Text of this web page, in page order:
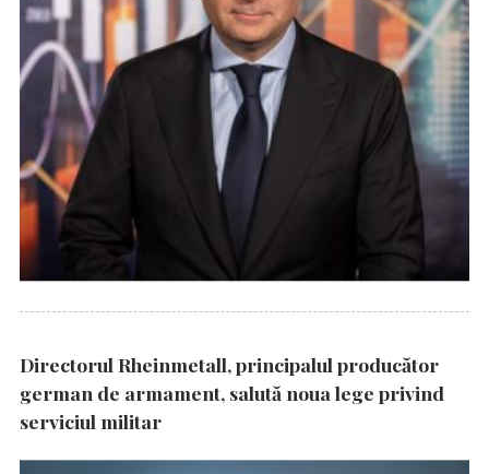
Directorul Rheinmetall, principalul producător
german de armament, salută noua lege privind
serviciul militar